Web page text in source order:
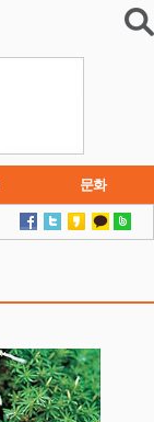
문화
연재소설